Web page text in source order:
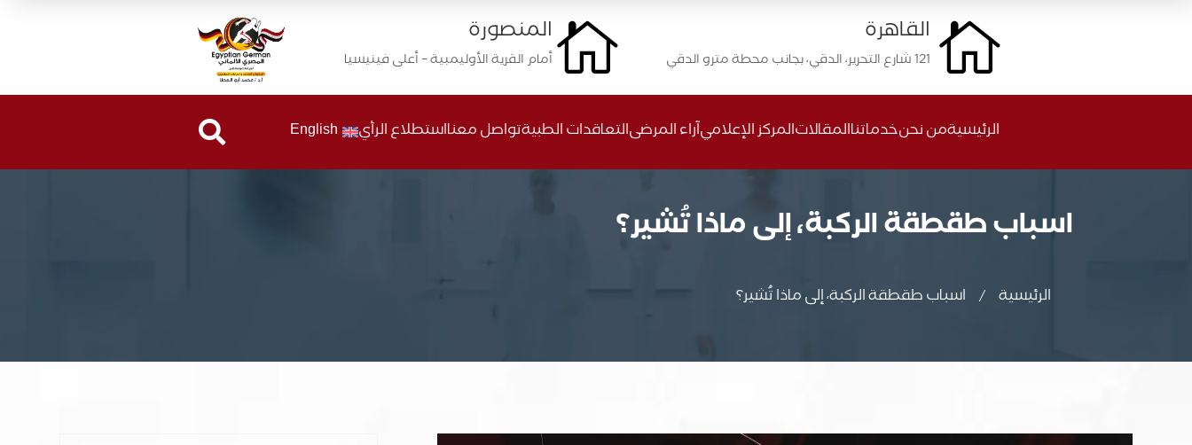
 القاهرة
121 شارع التحرير، الدقي، بجانب محطة مترو الدقي المنصورة
أمام القرية الأوليمبية – أعلى فينيسيا
الرئيسيةمن نحنخدماتناالمقالاتالمركز الإعلاميآراء المرضىالتعاقدات الطبيةتواصل معنااستطلاع الرأي English

اسباب طقطقة الركبة، إلى ماذا تُشير؟
الرئيسية / اسباب طقطقة الركبة، إلى ماذا تُشير؟